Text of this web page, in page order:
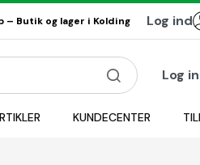
– Butik og lager i Kolding Log ind
Log
KUNDECENTER